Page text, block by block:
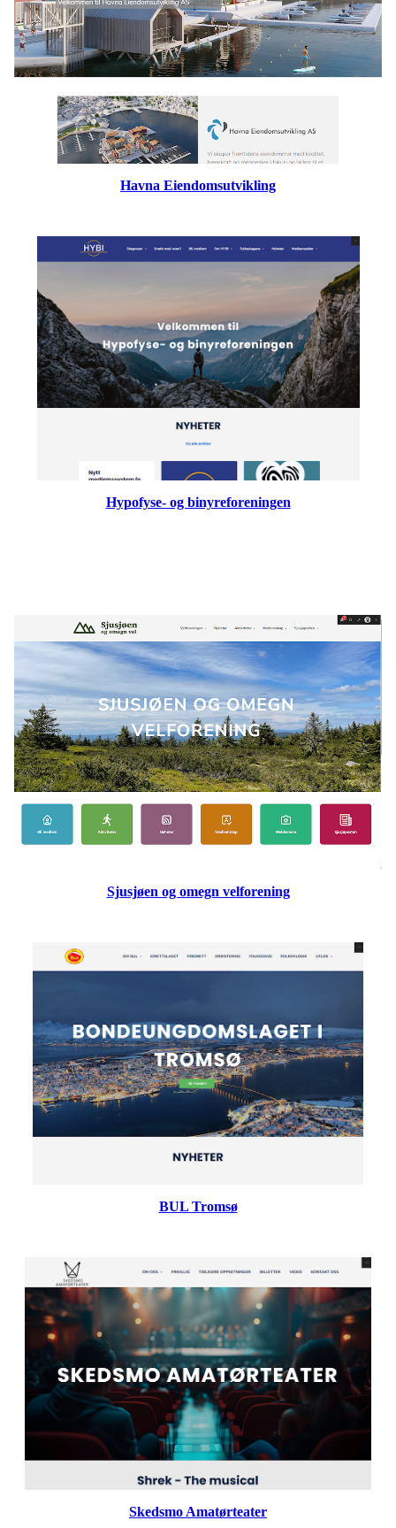
Havna Eiendomsutvikling
Hypofyse- og binyreforeningen
Sjusjøen og omegn velforening
BUL Tromsø
Skedsmo Amatørteater